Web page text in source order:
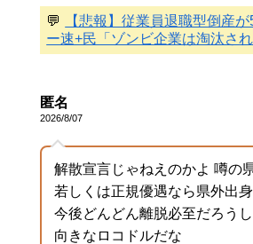
💬
【悲報】従業員退職型倒産
ー速+民「ゾンビ企業は淘汰され
匿名
2026/8/07
解散宣言じゃねえのかよ 噂の
若しくは正規優遇なら県外出
今後どんどん離脱必至だろう
向きなロコドルだな